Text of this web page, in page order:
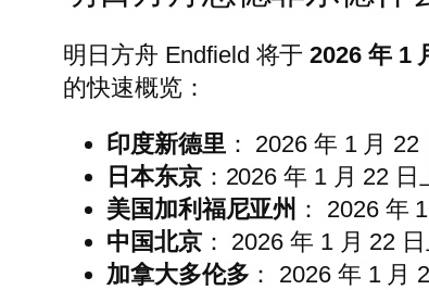
明日方舟 Endfield 将于2026 年 1
的快速概览：
印度新德里： 2026 年 1 月 22
日本东京：2026 年 1 月 22 日
美国加利福尼亚州 ： 2026 年
中国北京： 2026 年 1 月 22
加拿大多伦多 ： 2026 年 1 月